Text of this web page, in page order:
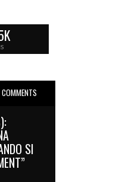
COMMENTS
SI